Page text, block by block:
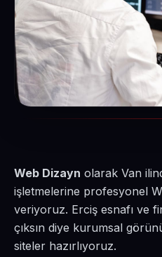
Web Dizayn olarak Van
işletmelerine profesyonel
veriyoruz. Erciş esnafı ve
çıksın diye kurumsal
siteler hazırlıyoruz.